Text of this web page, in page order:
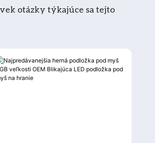
otázky týkajúce sa tejto